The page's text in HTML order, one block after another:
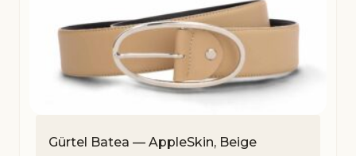
Gürtel Batea — AppleSkin, Beige